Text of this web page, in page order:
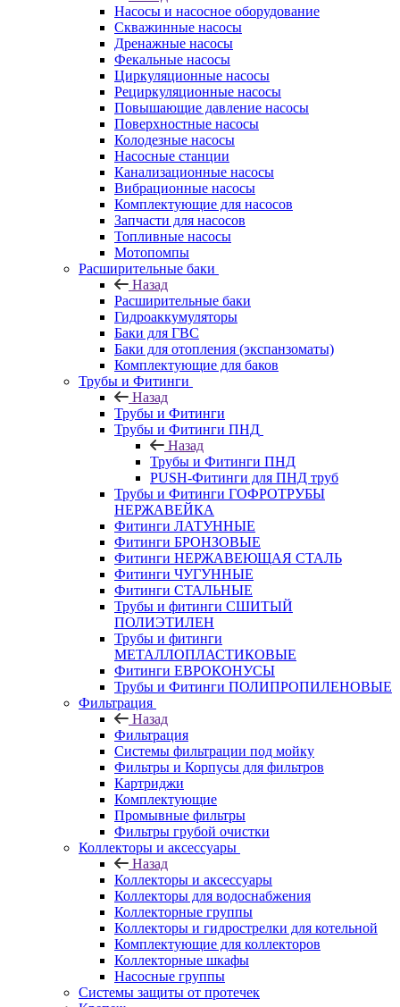
Насосы и насосное оборудование
Скважинные насосы
Дренажные насосы
Фекальные насосы
Циркуляционные насосы
Рециркуляционные насосы
Повышающие давление насосы
Поверхностные насосы
Колодезные насосы
Насосные станции
Канализационные насосы
Вибрационные насосы
Комплектующие для насосов
Запчасти для насосов
Топливные насосы
Мотопомпы
Расширительные баки
Назад
Расширительные баки
Гидроаккумуляторы
Баки для ГВС
Баки для отопления (экспанзоматы)
Комплектующие для баков
Трубы и Фитинги
Назад
Трубы и Фитинги
Трубы и Фитинги ПНД
Назад
Трубы и Фитинги ПНД
PUSH-Фитинги для ПНД труб
Трубы и Фитинги ГОФРОТРУБЫ
НЕРЖАВЕЙКА
Фитинги ЛАТУННЫЕ
Фитинги БРОНЗОВЫЕ
Фитинги НЕРЖАВЕЮЩАЯ СТАЛЬ
Фитинги ЧУГУННЫЕ
Фитинги СТАЛЬНЫЕ
Трубы и фитинги СШИТЫЙ
ПОЛИЭТИЛЕН
Трубы и фитинги
МЕТАЛЛОПЛАСТИКОВЫЕ
Фитинги ЕВРОКОНУСЫ
Трубы и Фитинги ПОЛИПРОПИЛЕНОВЫЕ
Фильтрация
Назад
Фильтрация
Системы фильтрации под мойку
Фильтры и Корпусы для фильтров
Картриджи
Комплектующие
Промывные фильтры
Фильтры грубой очистки
Коллекторы и аксессуары
Назад
Коллекторы и аксессуары
Коллекторы для водоснабжения
Коллекторные группы
Коллекторы и гидрострелки для котельной
Комплектующие для коллекторов
Коллекторные шкафы
Насосные группы
Системы защиты от протечек